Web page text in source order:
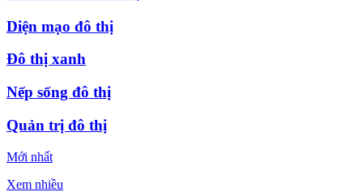
Diện mạo đô thị
Đô thị xanh
Nếp sống đô thị
Quản trị đô thị
Mới nhất
Xem nhiều